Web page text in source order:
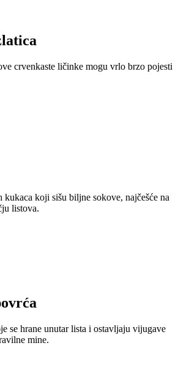
crvenkaste ličinke mogu vrlo brzo pojesti
kukaca koji sišu biljne sokove, najčešće na
listova.
se hrane unutar lista i ostavljaju vijugave
mine.